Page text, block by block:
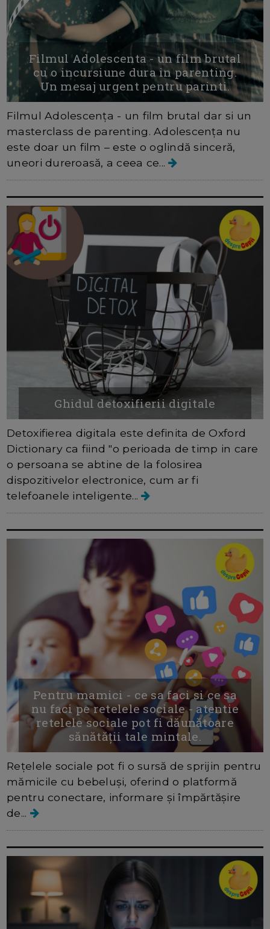
Filmul Adolescenta - un film brutal
cu o incursiune dura in parenting.
Un mesaj urgent pentru parinti.
Filmul Adolescența - un film brutal dar si un
masterclass de parenting. Adolescența nu
este doar un film – este o oglindă sinceră,
uneori dureroasă, a ceea ce...
Ghidul detoxifierii digitale
Detoxifierea digitala este definita de Oxford
Dictionary ca fiind "o perioada de timp in care
o persoana se abtine de la folosirea
dispozitivelor electronice, cum ar fi
telefoanele inteligente...
Pentru mamici - ce sa faci si ce sa
nu faci pe retelele sociale - atentie
retelele sociale pot fi dăunătoare
sănătății tale mintale.
Rețelele sociale pot fi o sursă de sprijin pentru
mămicile cu bebeluși, oferind o platformă
pentru conectare, informare și împărtășire
de...